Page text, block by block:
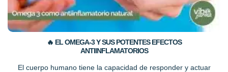
🔥 EL OMEGA-3 Y SUS POTENTES EFECTOS
ANTIINFLAMATORIOS
El cuerpo humano tiene la capacidad de responder y actuar